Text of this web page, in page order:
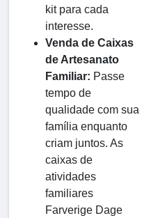
kit para cada
interesse.
Venda de Caixas
de Artesanato
Familiar: Passe
tempo de
qualidade com sua
família enquanto
criam juntos. As
caixas de
atividades
familiares
Farverige Dage